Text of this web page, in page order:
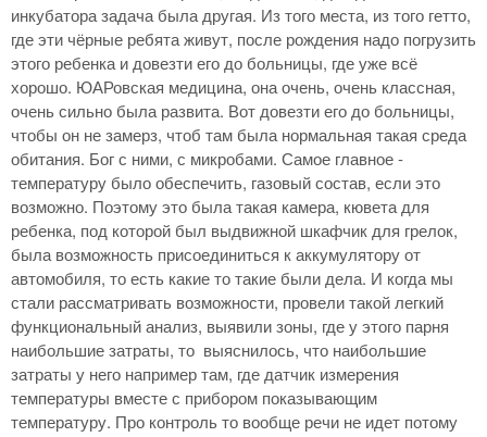
инкубатора задача была другая. Из того места, из того гетто,
где эти чёрные ребята живут, после рождения надо погрузить
этого ребенка и довезти его до больницы, где уже всё
хорошо. ЮАРовская медицина, она очень, очень классная,
очень сильно была развита. Вот довезти его до больницы,
чтобы он не замерз, чтоб там была нормальная такая среда
обитания. Бог с ними, с микробами. Самое главное -
температуру было обеспечить, газовый состав, если это
возможно. Поэтому это была такая камера, кювета для
ребенка, под которой был выдвижной шкафчик для грелок,
была возможность присоединиться к аккумулятору от
автомобиля, то есть какие то такие были дела. И когда мы
стали рассматривать возможности, провели такой легкий
функциональный анализ, выявили зоны, где у этого парня
наибольшие затраты, то выяснилось, что наибольшие
затраты у него например там, где датчик измерения
температуры вместе с прибором показывающим
температуру. Про контроль то вообще речи не идет потому